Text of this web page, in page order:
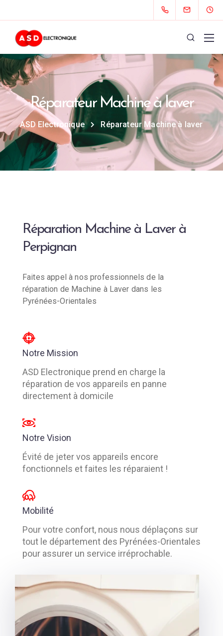
Réparateur Machine à laver
ASD Electronique Réparateur Machine à laver
Réparation Machine à Laver à
Perpignan
Faites appel à nos professionnels de la
réparation de Machine à Laver dans les
Pyrénées-Orientales
Notre Mission
ASD Electronique prend en charge la
réparation de vos appareils en panne
directement à domicile
Notre Vision
Évité de jeter vos appareils encore
fonctionnels et faites les réparaient !
Mobilité
Pour votre confort, nous nous déplaçons sur
tout le département des Pyrénées-Orientales
pour assurer un service irréprochable.